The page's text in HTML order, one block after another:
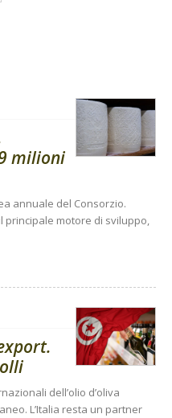
milioni
annuale del Consorzio.
motore di sviluppo,
dell’olio d’oliva
L’Italia resta un partner